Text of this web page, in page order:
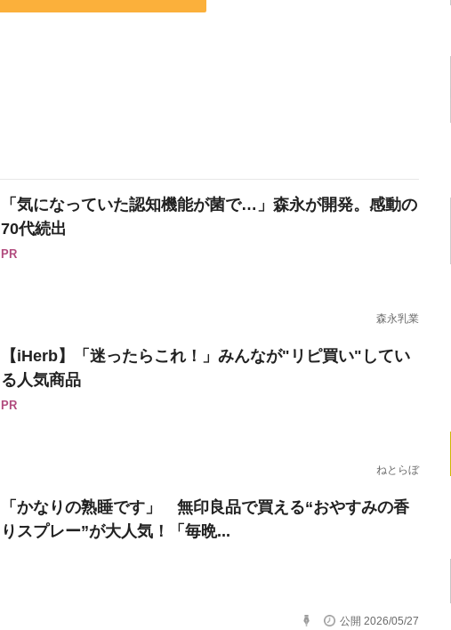
「気になっていた認知機能が菌で…」森永が開発。感動の
70代続出
PR
森永乳業
【iHerb】「迷ったらこれ！」みんなが"リピ買い"してい
る人気商品
PR
ねとらぼ
「かなりの熟睡です」 無印良品で買える“おやすみの香
りスプレー”が大人気！「毎晩...
公開 2026/05/27